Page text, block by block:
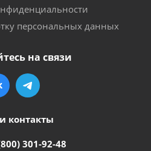
персональных данных
на связи
контакты
301-92-48